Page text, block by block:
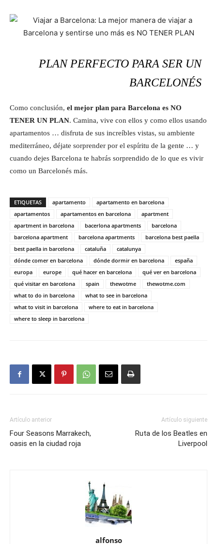
PLAN PERFECTO PARA SER UN
BARCELONÉS
Como conclusión, el mejor plan para Barcelona es NO
TENER UN PLAN. Camina, vive con ellos y como ellos usando
apartamentos … disfruta de sus increíbles vistas, su ambiente
mediterráneo, déjate sorprender por el espíritu de la gente … y
cuando dejes Barcelona te habrás sorprendido de lo que es vivir
como un Barcelonés más.
ETIQUETAS apartamento
apartamento en barcelona
apartamentos
apartamentos en barcelona
apartment
apartment in barcelona
bacerlona apartments
barcelona
barcelona apartment
barcelona apartments
barcelona best paella
best paella in barcelona
cataluña
catalunya
dónde comer en barcelona
dónde dormir en barcelona
españa
europa
europe qué hacer en barcelona
qué ver en barcelona
qué visitar en barcelona
spain thewotme
thewotme.com
what to do in barcelona
what to see in barcelona
what to visit in barcelona
where to eat in barcelona
where to sleep in barcelona
Artículo anterior
Four Seasons Marrakech,
oasis en la ciudad roja
Artículo siguiente
Ruta de los Beatles en
Liverpool
alfonso